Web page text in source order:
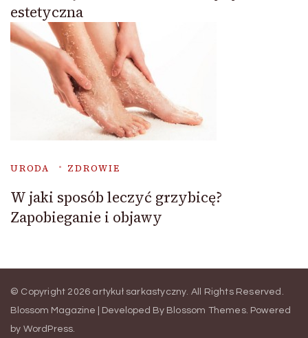
estetyczna
URODA ZDROWIE
W jaki sposób leczyć grzybicę?
Zapobieganie i objawy
© Copyright 2026 artykuł sarkastyczny . All Rights Reserved.
Blossom Magazine | Developed By Blossom Themes. Powered
by WordPress